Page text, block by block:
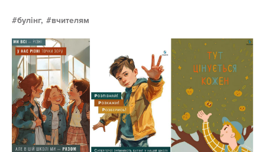
булінг, вчителям